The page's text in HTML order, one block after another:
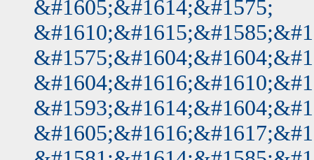
&#1605;&#1614;&#1575;